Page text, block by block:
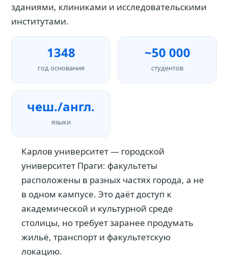
зданиями, клиниками и исследовательскими
институтами.
1348
год основания
~50 000
студентов
чеш./англ.
языки
Карлов университет — городской
университет Праги: факультеты
расположены в разных частях города, а не
в одном кампусе. Это даёт доступ к
академической и культурной среде
столицы, но требует заранее продумать
жильё, транспорт и факультетскую
локацию.